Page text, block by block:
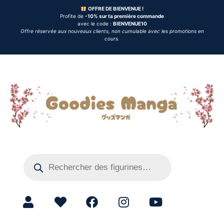
OFFRE DE BIENVENUE !
Profite de -10% sur ta première commande
avec le code : BIENVENUE10
Offre réservée aux nouveaux clients, non cumulable avec les promotions en
cours.